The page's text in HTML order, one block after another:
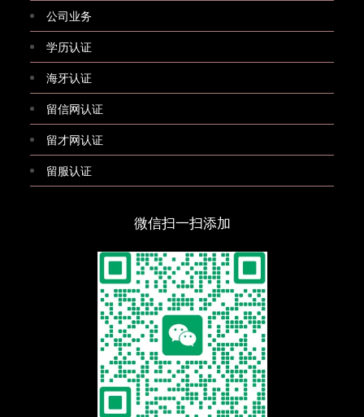
公司业务
学历认证
海牙认证
留信网认证
留才网认证
留服认证
微信扫一扫添加